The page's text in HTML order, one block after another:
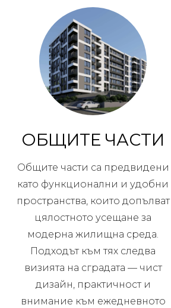
ОБЩИТЕ ЧАСТИ
Общите части са предвидени
като функционални и удобни
пространства, които допълват
цялостното усещане за
модерна жилищна среда.
Подходът към тях следва
визията на сградата — чист
дизайн, практичност и
внимание към ежедневното